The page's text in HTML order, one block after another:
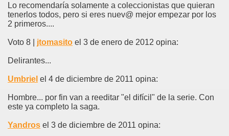
Lo recomendaría solamente a coleccionistas que quieran
tenerlos todos, pero si eres nuev@ mejor empezar por los
2 primeros....
Voto 8 | jtomasito el 3 de enero de 2012 opina:
Delirantes...
Umbriel el 4 de diciembre de 2011 opina:
Hombre... por fin van a reeditar "el difícil" de la serie. Con
este ya completo la saga.
Yandros el 3 de diciembre de 2011 opina: